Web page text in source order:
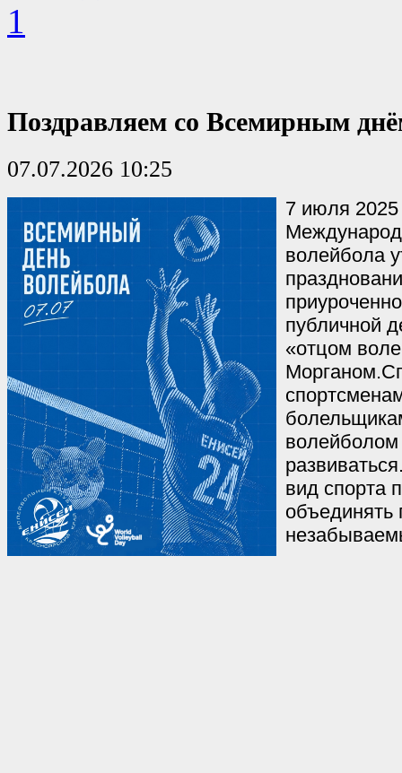
Поздравляем со Всемирным
07.07.2026 10:25
7 июля 2025
волейбола
публичной
«отцом
волейболом
вид спорта
объединять